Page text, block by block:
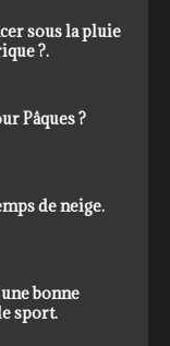
sous la pluie
?.
Pâques ?
de neige.
bonne
sport.